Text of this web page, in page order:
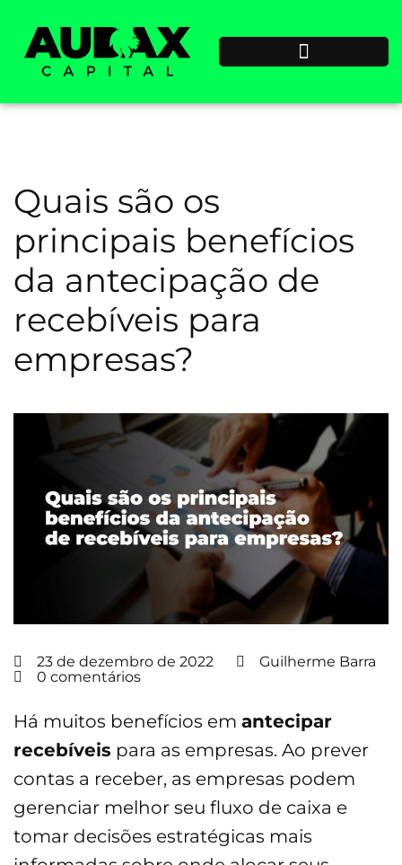
Quais são os
principais benefícios
da antecipação de
recebíveis para
empresas?
23 de dezembro de 2022
Guilherme Barra
0 comentários
Há muitos benefícios em antecipar
recebíveis para as empresas. Ao prever
contas a receber, as empresas podem
gerenciar melhor seu fluxo de caixa e
tomar decisões estratégicas mais